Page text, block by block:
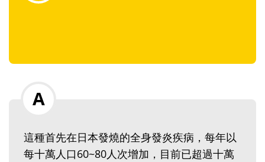
這種首先在日本發燒的全身發炎疾病，每年以
每十萬人口60~80人次增加，目前已超過十萬